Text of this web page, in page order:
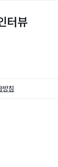
터뷰
방침